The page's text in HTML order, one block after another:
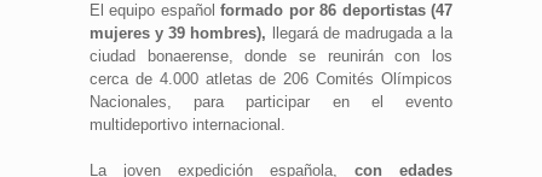
El equipo españolformado por 86 deportistas (47
mujeres y 39 hombres), llegará de madrugada a la
ciudad bonaerense, donde se reunirán con los
cerca de 4.000 atletas de 206 Comités Olímpicos
Nacionales, para participar en el evento
multideportivo internacional.
La joven expedición española, con edades